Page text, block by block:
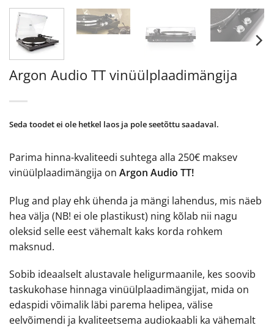
Argon Audio TT vinüülplaadimängija
Parima hinna-kvaliteedi suhtega alla 250€ maksev
vinüülplaadimängija on Argon Audio TT!
Plug and play ehk ühenda ja mängi lahendus, mis näeb
hea välja (NB! ei ole plastikust) ning kõlab nii nagu
oleksid selle eest vähemalt kaks korda rohkem
maksnud.
Sobib ideaalselt alustavale heligurmaanile, kes soovib
taskukohase hinnaga vinüülplaadimängijat, mida on
edaspidi võimalik läbi parema helipea, välise
eelvõimendi ja kvaliteetsema audiokaabli ka vähemalt
Seda toodet ei ole hetkel laos ja pole seetõttu saadaval.